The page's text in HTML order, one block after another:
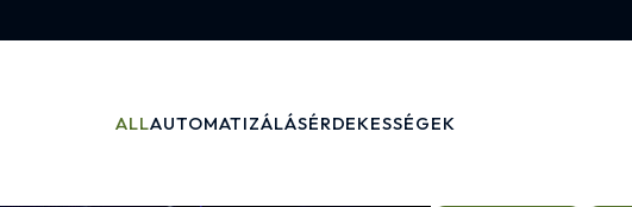
ALLAUTOMATIZÁLÁSÉRDEKESSÉGEK